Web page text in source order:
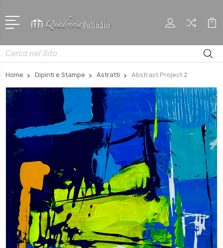
Cerca
Home Dipinti e Stampe Astratti Abstract Project 2